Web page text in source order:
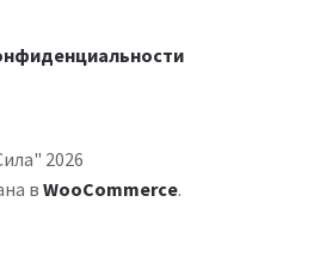
2026
в WooCommerce.